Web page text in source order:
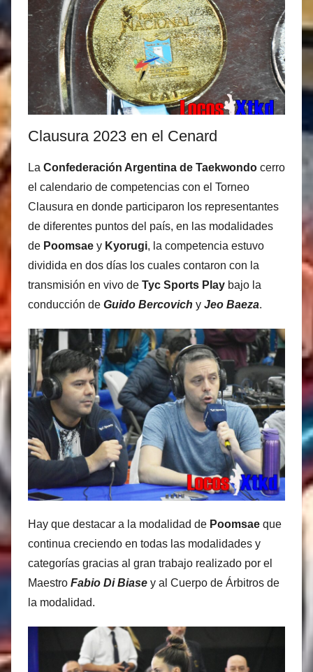
Clausura 2023 en el Cenard
La Confederación Argentina de Taekwondo cerro
el calendario de competencias con el Torneo
Clausura en donde participaron los representantes
de diferentes puntos del país, en las modalidades
de Poomsae y Kyorugi, la competencia estuvo
dividida en dos días los cuales contaron con la
transmisión en vivo de Tyc Sports Play bajo la
conducción de Guido Bercovich y Jeo Baeza.
Hay que destacar a la modalidad de Poomsae que
continua creciendo en todas las modalidades y
categorías gracias al gran trabajo realizado por el
Maestro Fabio Di Biase y al Cuerpo de Árbitros de
la modalidad.